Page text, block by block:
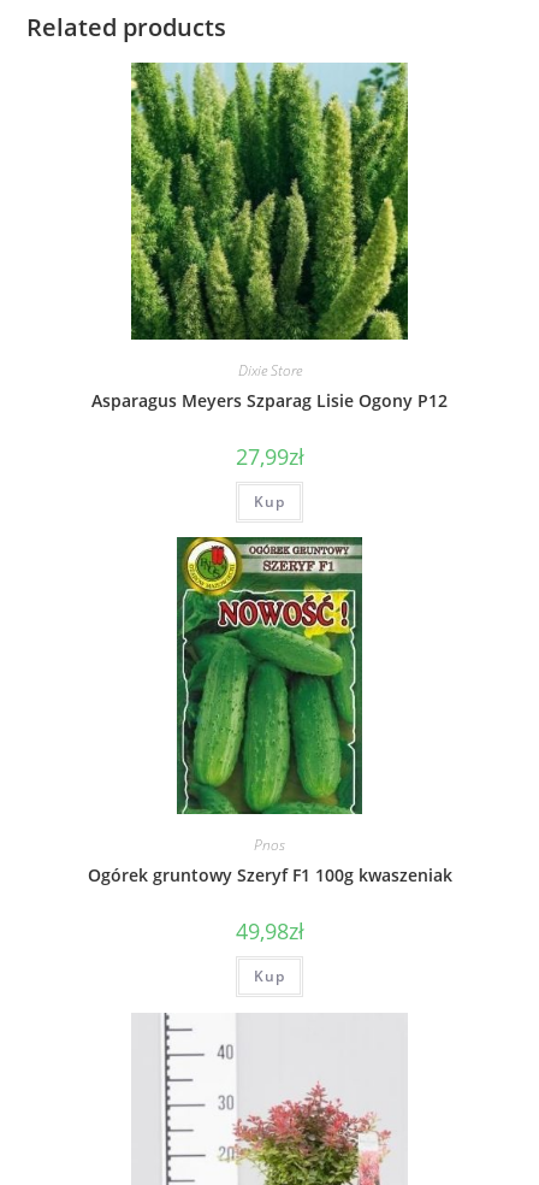
Related products
Dixie Store
Asparagus Meyers Szparag Lisie Ogony P12
27,99zł
Kup
Pnos
Ogórek gruntowy Szeryf F1 100g kwaszeniak
49,98zł
Kup